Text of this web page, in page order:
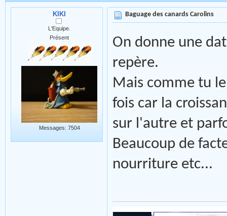
KIKI
L'Equipe.
Présent
Messages: 7504
Baguage des canards Carolins
On donne une
repère.
Mais comme tu
fois car la
sur l'autre et
Beaucoup de
nourriture etc...